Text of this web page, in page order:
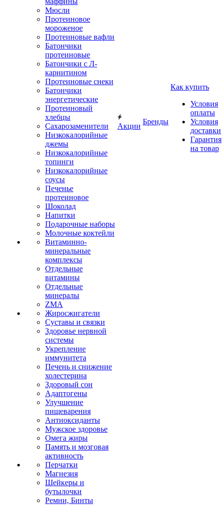
Мюсли
Протеиновое
мороженое
Протеиновые вафли
Батончики
протеиновые
Батончики с Л-
карнитином
Протеиновые снеки
Батончики
энергетические
Протеиновый
хлебцы
Сахарозаменители
Низкокалорийные
джемы
Низкокалорийные
топинги
Низкокалорийные
соусы
Печенье
протеиновое
Шоколад
Напитки
Подарочные наборы
Молочные коктейли
Витаминно-
минеральные
комплексы
Отдельные
витамины
Отдельные
минералы
ZMA
Жиросжигатели
Суставы и связки
Здоровье нервной
системы
Укрепление
иммунитета
Печень и снижение
холестерина
Здоровый сон
Адаптогены
Улучшение
пищеварения
Антиоксиданты
Мужское здоровье
Омега жиры
Память и мозговая
активность
Перчатки
Магнезия
Шейкеры и
бутылочки
Ремни, Бинты
Акции
Бренды
Как купить
Условия
оплаты
Условия
доставки
Гарантия
на товар